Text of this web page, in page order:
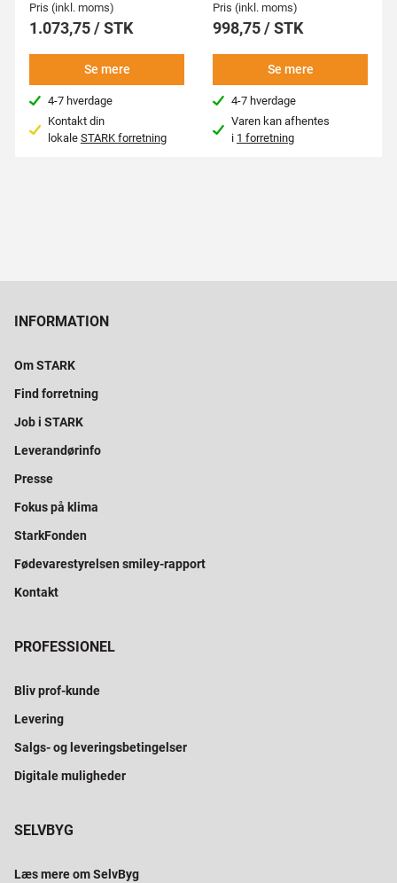
Pris (inkl. moms)
1.073,75 / STK
Se mere
4-7 hverdage
Kontakt din
lokale STARK forretning
Pris (inkl. moms)
998,75 / STK
Se mere
4-7 hverdage
Varen kan afhentes
i 1 forretning
INFORMATION
Om STARK
Find forretning
Job i STARK
Leverandørinfo
Presse
Fokus på klima
StarkFonden
Fødevarestyrelsen smiley-rapport
Kontakt
PROFESSIONEL
Bliv prof-kunde
Levering
Salgs- og leveringsbetingelser
Digitale muligheder
SELVBYG
Læs mere om SelvByg